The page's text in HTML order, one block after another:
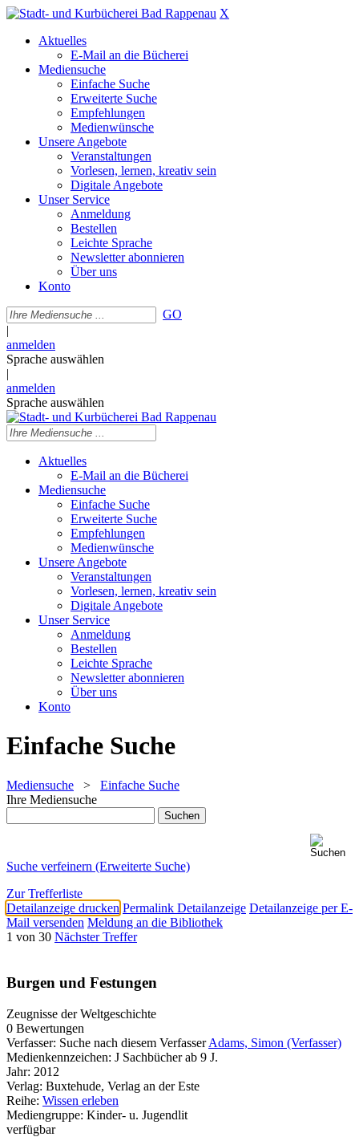
X
Aktuelles
E-Mail an die Bücherei
Mediensuche
Einfache Suche
Erweiterte Suche
Empfehlungen
Medienwünsche
Unsere Angebote
Veranstaltungen
Vorlesen, lernen, kreativ sein
Digitale Angebote
Unser Service
Anmeldung
Bestellen
Leichte Sprache
Newsletter abonnieren
Über uns
Konto
GO
|
anmelden
Sprache auswählen
|
anmelden
Sprache auswählen
Aktuelles
E-Mail an die Bücherei
Mediensuche
Einfache Suche
Erweiterte Suche
Empfehlungen
Medienwünsche
Unsere Angebote
Veranstaltungen
Vorlesen, lernen, kreativ sein
Digitale Angebote
Unser Service
Anmeldung
Bestellen
Leichte Sprache
Newsletter abonnieren
Über uns
Konto
Einfache Suche
Mediensuche > Einfache Suche
Ihre Mediensuche
Suche verfeinern (Erweiterte Suche)
Zur Trefferliste
Detailanzeige drucken Permalink Detailanzeige Detailanzeige per E-
Mail versenden Meldung an die Bibliothek
1 von 30 Nächster Treffer
Burgen und Festungen
Zeugnisse der Weltgeschichte
0 Bewertungen
Verfasser: Suche nach diesem Verfasser Adams, Simon (Verfasser)
Medienkennzeichen: J Sachbücher ab 9 J.
Jahr: 2012
Verlag: Buxtehude, Verlag an der Este
Reihe: Wissen erleben
Mediengruppe: Kinder- u. Jugendlit
verfügbar